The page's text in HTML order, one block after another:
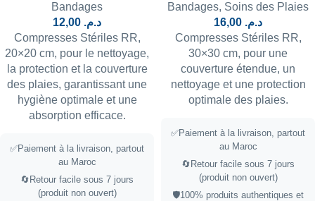
Bandages
د.م.
Compresses Stériles RR,
20×20 cm, pour le nettoyage,
la protection et la couverture
des plaies, garantissant une
hygiène optimale et une
absorption efficace.
✅Paiement à la livraison, partout
au Maroc
🔄Retour facile sous 7 jours
(produit non ouvert)
Bandages, Soins des Plaies
د.م.
Compresses Stériles RR,
30×30 cm, pour une
couverture étendue, un
nettoyage et une protection
optimale des plaies.
✅Paiement à la livraison, partout
au Maroc
🔄Retour facile sous 7 jours
(produit non ouvert)
🛡️100% produits authentiques et